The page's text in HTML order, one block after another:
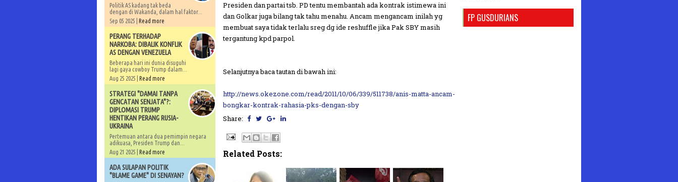
Presiden dan partai tsb. PD tentu membantah ada kontrak istimewa ini
dan Golkar juga bilang tak tahu menahu. Ancam mengancam inilah yg
membuat saya tidak terlalu sreg dg ide reshuffle jika Pak SBY masih
tergantung kpd parpol.
Selanjutnya baca tautan di bawah ini:
http://news.okezone.com/read/2011/10/06/339/511738/anis-matta-ancam-
bongkar-kontrak-rahasia-pks-dengan-sby
Share:
Related Posts:
Politik AS kadang tak beda
dengan di Wakanda, dalam hal faktor...
Sep 05 2025 | Read more
PERANG TERHADAP
NARKOBA: DIBALIK KONFLIK
AS DENGAN VENEZUELA
Beberapa hari ini dunia disuguhi
lagi gaya cowboy Trump dalam...
Aug 25 2025 | Read more
STRATEGI "DAMAI TANPA
GENCATAN SENJATA"?:
DIPLOMASI TRUMP
HENTIKAN PERANG RUSIA-
UKRAINA
Pertemuan antara dua pemimpin negara
adikuasa, Presiden Trump dan...
Aug 21 2025 | Read more
ADA SULAPAN POLITIK
"BLAME GAME" DI SENAYAN?
FP GUSDURIANS